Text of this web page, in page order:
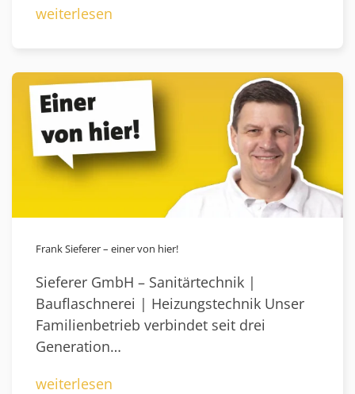
weiterlesen
Frank Sieferer – einer von hier!
Sieferer GmbH – Sanitärtechnik |
Bauflaschnerei | Heizungstechnik Unser
Familienbetrieb verbindet seit drei
Generation…
weiterlesen